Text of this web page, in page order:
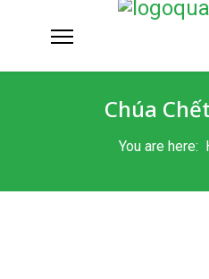
Chúa
You are here: